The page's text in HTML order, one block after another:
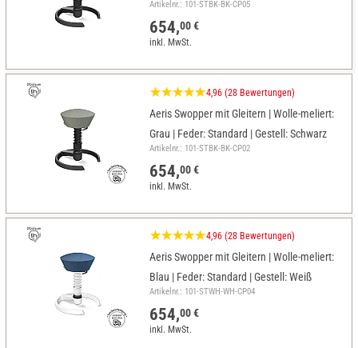
Artikelnr.: 101-STBK-BK-CP05
654,00 €
inkl. MwSt.
4,96 (28 Bewertungen)
Aeris Swopper mit Gleitern | Wolle-meliert:
Grau | Feder: Standard | Gestell: Schwarz
Artikelnr.: 101-STBK-BK-CP02
654,00 €
inkl. MwSt.
4,96 (28 Bewertungen)
Aeris Swopper mit Gleitern | Wolle-meliert:
Blau | Feder: Standard | Gestell: Weiß
Artikelnr.: 101-STWH-WH-CP04
654,00 €
inkl. MwSt.